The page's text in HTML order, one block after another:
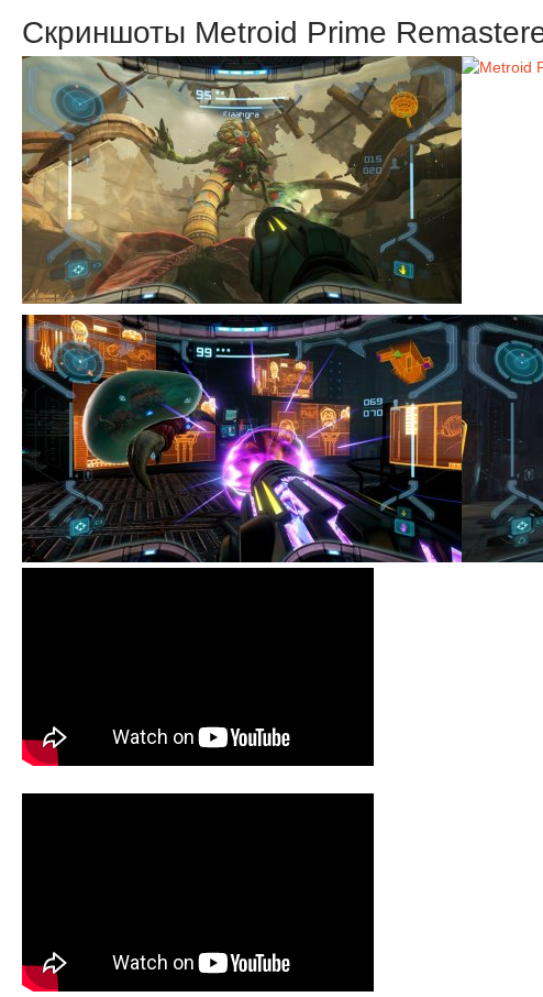
Скриншоты Metroid Prime